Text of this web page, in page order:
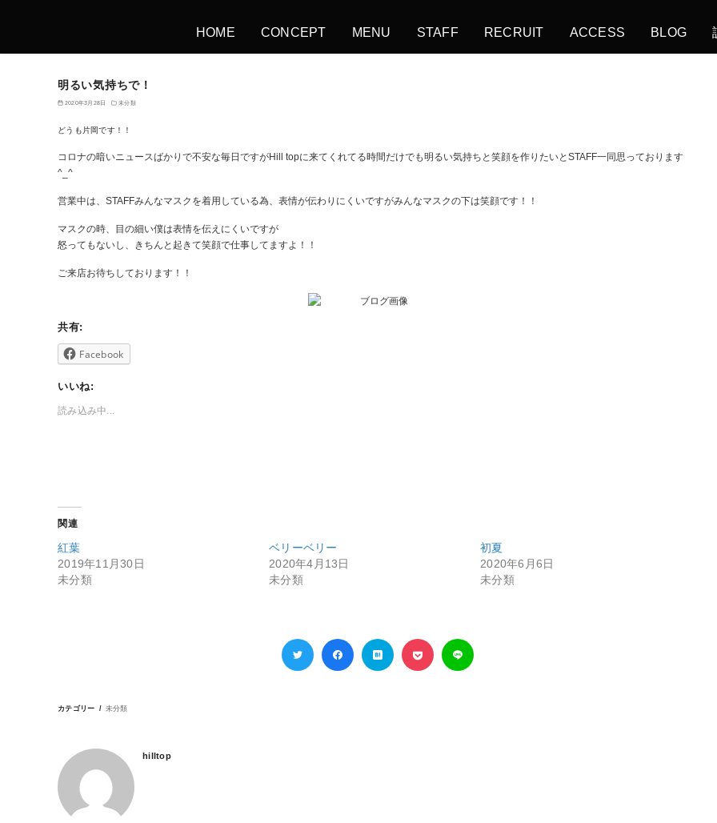
HOME CONCEPT MENU STAFF RECRUIT ACCESS BLOG
明るい気持ちで！
2020年3月28日 未分類
どうも片岡です！！
コロナの暗いニュースばかりで不安な毎日ですがHill topに来てくれてる時間だけでも明るい気持ちと笑顔を作りたいと STAFF一同思っております
^_^
営業中は、 STAFFみんなマスクを着用している為、表情が伝わりにくいですがみんなマスクの下は笑顔です！！
マスクの時、目の細い僕は表情を伝えにくいですが
怒ってもないし、きちんと起きて笑顔で仕事してますよ！！
ご来店お待ちしております！！
共有:
Facebook
いいね:
読み込み中...
関連
紅葉
2019年11月30日
未分類
ベリーベリー
2020年4月13日
未分類
初夏
2020年6月6日
未分類
カテゴリー 未分類
hilltop